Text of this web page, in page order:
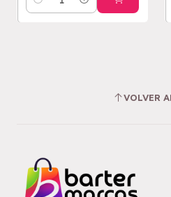
Cantidad
VOLVER